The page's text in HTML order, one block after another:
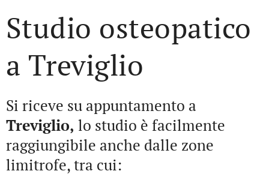
Studio osteopatico
a Treviglio
Si riceve su appuntamento a
Treviglio, lo studio è facilmente
raggiungibile anche dalle zone
limitrofe, tra cui: